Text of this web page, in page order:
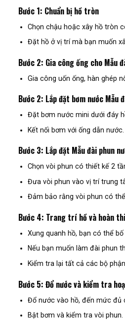
Bước 1: Chuẩn bị hồ tròn
Chọn chậu hoặc xây hồ tròn
Đặt hồ ở vị trí mà bạn muốn
Bước 2: Gia công ống cho Mẫu
Gia công uốn ống, hàn ghép
Bước 2: Lắp đặt bơm nước Mẫu
Đặt bơm nước mini dưới đáy
Kết nối bơm với ống dẫn
Bước 3: Lắp đặt Mẫu đài phun
Chọn vòi phun có thiết kế 2
Đưa vòi phun vào vị trí trung
Đảm bảo rằng vòi phun có
Bước 4: Trang trí hồ và hoàn
Xung quanh hồ, bạn có thể
Nếu bạn muốn làm đài phun
Kiểm tra lại tất cả các bộ
Bước 5: Đổ nước và kiểm tra
Đổ nước vào hồ, đến mức đủ
Bật bơm và kiểm tra vòi